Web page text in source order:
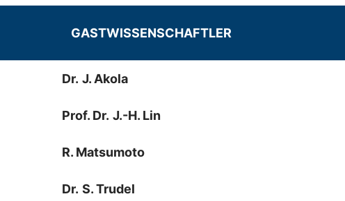
GASTWISSENSCHAFTLER
Dr. J. Akola
Prof. Dr. J.-H. Lin
R. Matsumoto
Dr. S. Trudel